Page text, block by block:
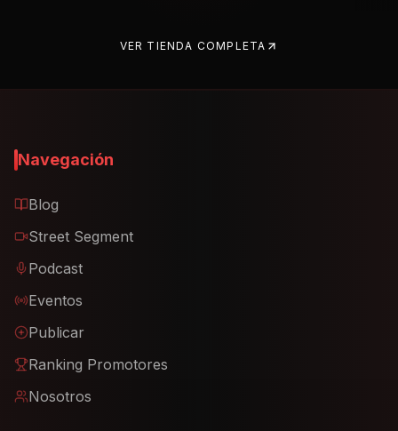
VER TIENDA COMPLETA
Navegación
Blog
Street Segment
Podcast
Eventos
Publicar
Ranking Promotores
Nosotros